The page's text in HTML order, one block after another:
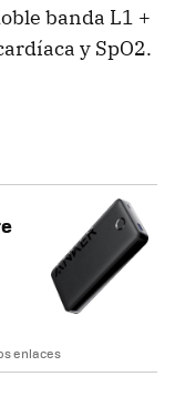
banda L1 +
y SpO2.
enlaces